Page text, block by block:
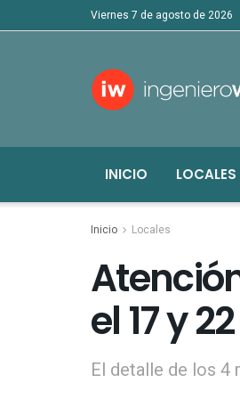
viernes 7 de agosto de 2026
INICIO LOCALES
Inicio Locales
el 17 y
El detalle de los 4